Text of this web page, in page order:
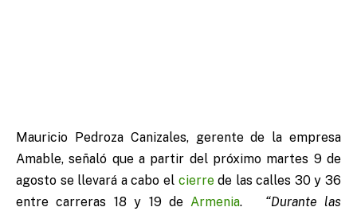
Mauricio Pedroza Canizales, gerente de la empresa
Amable, señaló que a partir del próximo martes 9 de
agosto se llevará a cabo el cierrede las calles 30 y 36
entre carreras 18 y 19 deArmenia. “Durante las